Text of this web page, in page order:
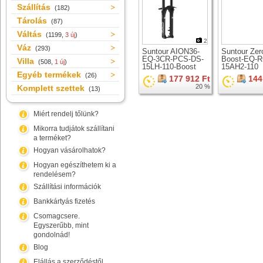
Szállítás (182)
Tárolás (87)
Váltás (1199, 3 új)
Váz (293)
Villa (508, 1 új)
Egyéb termékek (26)
Komplett szettek (13)
Miért rendelj tőlünk?
Mikorra tudjátok szállítani
a terméket?
Hogyan vásárolhatok?
Hogyan egészíthetem ki a
rendelésem?
Szállítási információk
Bankkártyás fizetés
Csomagcsere.
Egyszerűbb, mint
gondolnád!
Blog
2
Suntour AION36-
EQ-3CR-PCS-DS-
15LH-110-Boost
teleszkóp 29er
kerékhez177 912 Ft
20 %
Suntour
Boost-EQ-
15AH2-110
teleszkóp
kerékhez